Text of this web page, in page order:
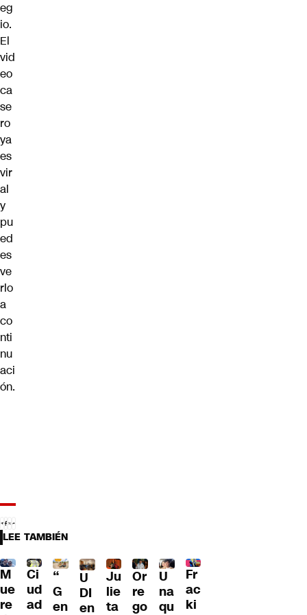
eg
io.
El
vid
eo
ca
se
ro
ya
es
vir
al
y
pu
ed
es
ve
rlo
a
co
nti
nu
aci
ón.
LEE TAMBIÉN
M
ue
re
Ci
ud
ad
“
G
en
U
DI
en
Ju
lie
ta
Or
re
go
U
na
qu
Fr
ac
ki